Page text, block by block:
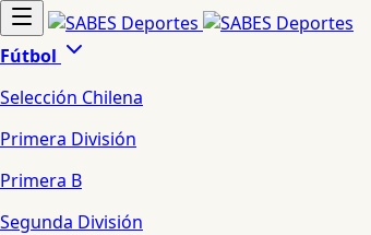
Fútbol
Selección Chilena
Primera División
Primera B
Segunda División